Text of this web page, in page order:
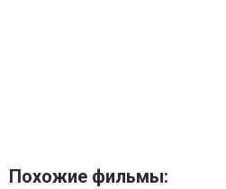
Похожие фильмы: